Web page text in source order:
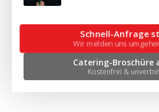
Schnell-Anfrage
Wir melden uns
Catering-Broschüre
Kostenfrei &